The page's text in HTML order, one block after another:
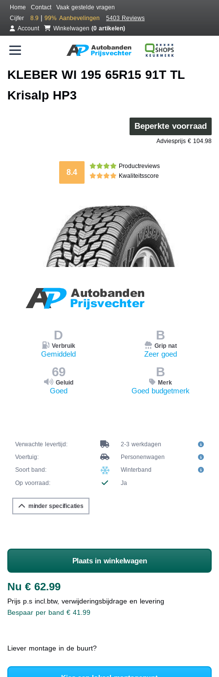
Home Contact
Vaak gestelde vragen
Cijfer
8.9 | 99% Aanbevelingen
5403 Reviews
Account
Winkelwagen (0 artikelen)
KLEBER WI 195 65R15 91T TL
Krisalp HP3
Beperkte voorraad
Adviesprijs € 104.98
8.4
Productreviews
Kwaliteitsscore
D
Verbruik
Gemiddeld
B
Grip nat
Zeer goed
69
Geluid
Goed
B
Merk
Goed budgetmerk
Verwachte levertijd:
2-3 werkdagen
Voertuig:
Personenwagen
Soort band:
Winterband
Op voorraad:
Ja
minder specificaties
Plaats in winkelwagen
Nu € 62.99
Prijs p.s incl.btw, verwijderingsbijdrage en levering
Bespaar per band € 41.99
Liever montage in de buurt?